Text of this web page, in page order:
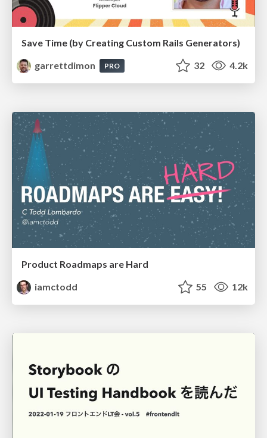
Save Time (by Creating Custom Rails Generators)
garrettdimon
PRO 32 4.2k
Product Roadmaps are Hard
iamctodd
55 12k